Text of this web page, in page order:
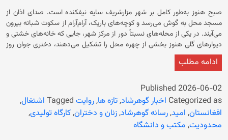
صبح هنوز به‌طور کامل بر شهر مزارشریف سایه نیفکنده است. صدای اذان از
مسجد محل به گوش می‌رسد و کوچه‌های باریک، آرام‌آرام از سکوت شبانه بیرون
می‌آیند. در یکی از محله‌های نسبتاً دور از مرکز شهر، جایی که خانه‌های خشتی و
دیوارهای گلی هنوز بخشی از چهره محل را تشکیل می‌دهند، دختری جوان روز
خود را زودتر از بسیاری از همسالانش آغاز می‌کند. او پس از ادای نماز صبح،
حویلی کوچک خانه را جارو می‌کند، برای اعضای خانواده چای دم می‌کند و سپس
دروازه‌های مکاتب به روی دختران بسته شد، او دانش‌آموز یکی از صنف‌های
متوسطه بود. مانند بسیاری از دختران افغانستان، آرزوهای بزرگی در سر داشت.
می‌خواست درس بخواند، تحصیلات عالی خود را ادامه دهد و روزی معلم، داکتر
یا کارمند یکی از نهادهای دولتی شود. او کتاب‌هایش را دوست داشت و از
ادامه مطلب
Published 2026-06-02
Categorized as اخبار گوهرشاد,تازه ها,روایت Tagged اشتغال,
افغانستان, امید,رسانه گوهرشاد,زنان و دختران,کارگاه تولیدی,
محدودیت, مکتب و دانشگاه